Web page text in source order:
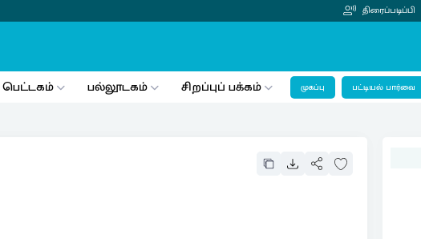
திரைப்படிப்பி
பெட்டகம் பல்லூடகம் சிறப்புப் பக்கம் முகப்பு பட்டியல் பார்வை